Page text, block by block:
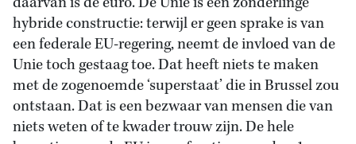
hybride constructie: terwijl er geen sprake is van
een federale EU-regering, neemt de invloed van de
Unie toch gestaag toe. Dat heeft niets te maken
met de zogenoemde ‘superstaat’ die in Brussel zou
ontstaan. Dat is een bezwaar van mensen die van
niets weten of te kwader trouw zijn. De hele